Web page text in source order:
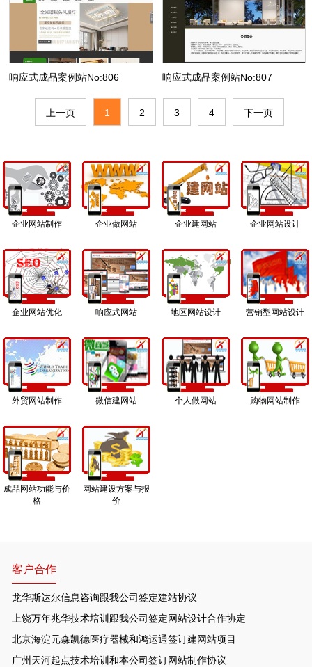
响应式成品案例站No:806 响应式成品案例站No:807
上一页 1 2 3 4 下一页
企业网站制作 企业做网站 企业建网站 企业网站设计
企业网站优化 响应式网站 地区网站设计 营销型网站设计
外贸网站制作 微信建网站 个人做网站 购物网站制作
成品网站功能与价
格
网站建设方案与报
价
客户合作
龙华斯达尔信息咨询跟我公司签定建站协议
上饶万年兆华技术培训跟我公司签定网站设计合作协定
北京海淀元森凯德医疗器械和鸿运通签订建网站项目
广州天河起点技术培训和本公司签订网站制作协议